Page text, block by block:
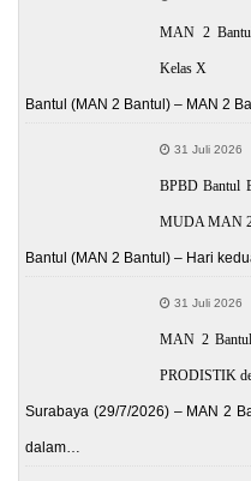
MAN 2
Kelas X
Bantul (MAN 2 Bantul) – MAN 2
31 Juli 2026
BPBD Bantul
MUDA MAN
Bantul (MAN 2 Bantul) – Hari
31 Juli 2026
MAN 2
PRODISTIK
Surabaya (29/7/2026) – MAN 2
dalam…